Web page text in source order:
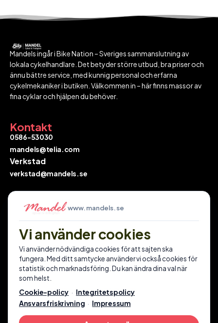
Mandels ingår i Bike Nation – Sveriges sammanslutning av
lokala cykelhandlare. Det betyder större utbud, bra priser och
ännu bättre service, med kunnig personal och erfarna
cykelmekaniker i butiken. Välkommen in – här finns massor av
fina cyklar och hjälpen du behöver.
Kontakt
0586-53030
mandels@telia.com
Verkstad
verkstad@mandels.se​​​​​​​
Hitta till oss
​​​​​​​691 47 Karlskoga
Öppettider
​​​​​​Månd – Fre: 10:00 – 18:00
MANDEL CYKEL & TRÄDGÅRD AB — 2026. ALLA RÄTTIGHETER
FÖRBEHÅLLNA.
Mandels är din lokala specialist på cyklar, skogs- och
trädgårdsmaskiner i Karlskoga. Med egen verkstad, brett
www.mandels.se
Vi använder cookies
Vi använder nödvändiga cookies för att sajten ska
fungera. Med ditt samtycke använder vi också cookies för
statistik och marknadsföring. Du kan ändra dina val när
som helst.
Cookie-policy · Integritetspolicy
Ansvarsfriskrivning · Impressum